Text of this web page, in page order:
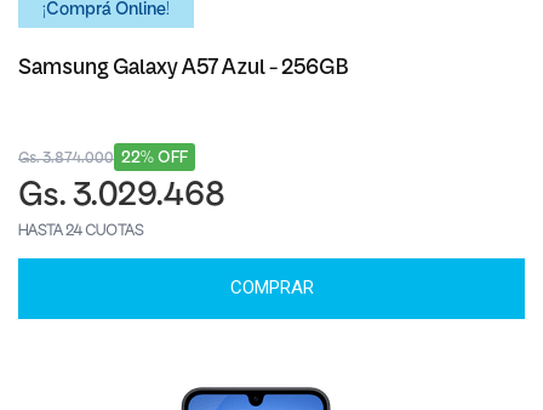
¡Comprá Online!
Samsung Galaxy A57 Azul - 256GB
22% OFF
Gs. 3.874.000
Gs. 3.029.468
HASTA 24 CUOTAS
COMPRAR